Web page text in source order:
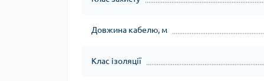
Довжина кабелю, м
Клас ізоляції